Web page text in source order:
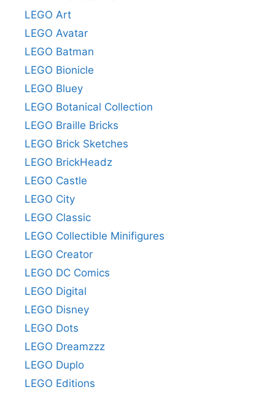
LEGO Art
LEGO Avatar
LEGO Batman
LEGO Bionicle
LEGO Bluey
LEGO Botanical Collection
LEGO Braille Bricks
LEGO Brick Sketches
LEGO BrickHeadz
LEGO Castle
LEGO City
LEGO Classic
LEGO Collectible Minifigures
LEGO Creator
LEGO DC Comics
LEGO Digital
LEGO Disney
LEGO Dots
LEGO Dreamzzz
LEGO Duplo
LEGO Editions